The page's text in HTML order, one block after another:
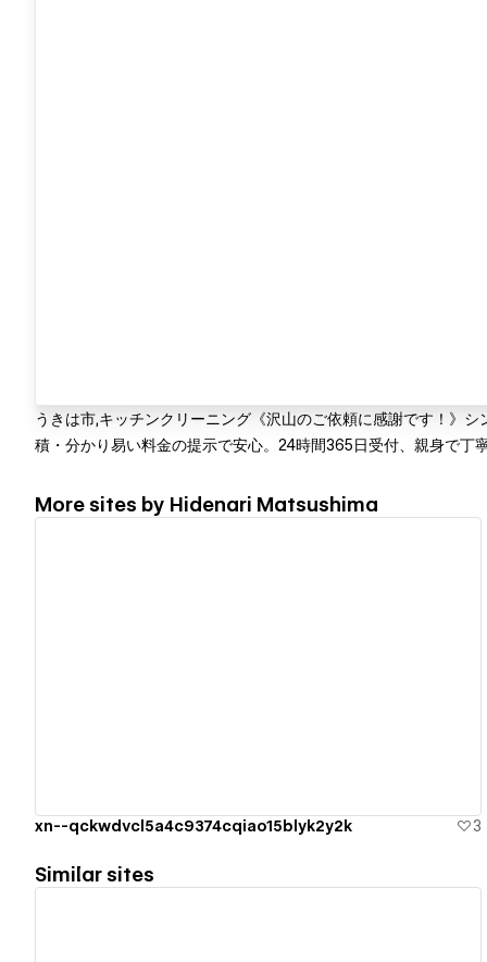
うきは市,キッチンクリーニング《沢山のご依頼に感謝です！》
積・分かり易い料金の提示で安心。24時間365日受付、親身で丁
More sites by Hidenari Matsushima
xn--qckwdvcl5a4c9374cqiao15blyk2y2k 3
Similar sites